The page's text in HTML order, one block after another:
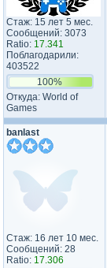
Стаж: 15 лет 5 мес.
Сообщений: 3073
Ratio: 17.341
Поблагодарили:
403522
100%
Откуда: World of
Games
banlast
Стаж: 16 лет 10 мес.
Сообщений: 28
Ratio: 17.306